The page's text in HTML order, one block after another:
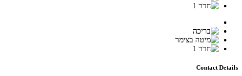
Contact Details